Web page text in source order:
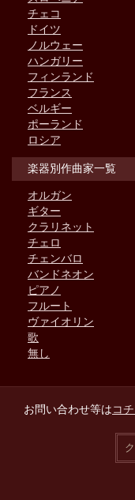
チェコ
ドイツ
ノルウェー
ハンガリー
フィンランド
フランス
ベルギー
ポーランド
ロシア
楽器別作曲家一覧
オルガン
ギター
クラリネット
チェロ
チェンバロ
バンドネオン
ピアノ
フルート
ヴァイオリン
歌
無し
お問い合わせ等はコ